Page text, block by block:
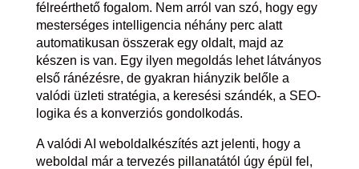
félreérthető fogalom. Nem arról van szó, hogy egy
mesterséges intelligencia néhány perc alatt
automatikusan összerak egy oldalt, majd az
készen is van. Egy ilyen megoldás lehet látványos
első ránézésre, de gyakran hiányzik belőle a
valódi üzleti stratégia, a keresési szándék, a SEO-
logika és a konverziós gondolkodás.
A valódi AI weboldalkészítés azt jelenti, hogy a
weboldal már a tervezés pillanatától úgy épül fel,